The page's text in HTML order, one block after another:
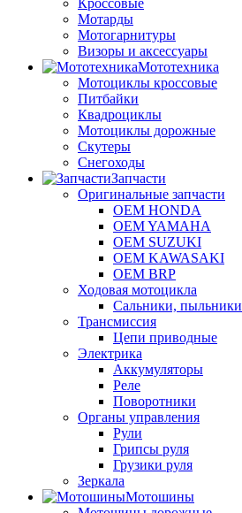
Мотарды
Мотогарнитуры
Визоры и аксессуары
Мототехника
Мотоциклы кроссовые
Питбайки
Квадроциклы
Мотоциклы дорожные
Скутеры
Снегоходы
Запчасти
Оригинальные запчасти
OEM HONDA
OEM YAMAHA
OEM SUZUKI
OEM KAWASAKI
OEM BRP
Ходовая мотоцикла
Сальники, пыльники
Трансмиссия
Цепи приводные
Электрика
Аккумуляторы
Реле
Поворотники
Органы управления
Рули
Грипсы руля
Грузики руля
Зеркала
Мотошины